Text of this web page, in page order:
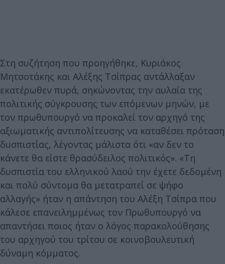
Στη συζήτηση που προηγήθηκε, Κυριάκος
Μητσοτάκης και Αλέξης Τσίπρας αντάλλαξαν
εκατέρωθεν πυρά, σηκώνοντας την αυλαία της
πολιτικής σύγκρουσης των επόμενων μηνών, με
τον πρωθυπουργό να προκαλεί τον αρχηγό της
αξιωματικής αντιπολίτευσης να καταθέσει πρόταση
δυσπιστίας, λέγοντας μάλιστα ότι «αν δεν το
κάνετε θα είστε θρασύδειλος πολιτικός». «Τη
δυσπιστία του ελληνικού λαού την έχετε δεδομένη
και πολύ σύντομα θα μετατραπεί σε ψήφο
αλλαγής» ήταν η απάντηση του Αλέξη Τσίπρα που
κάλεσε επανειλημμένως τον Πρωθυπουργό να
απαντήσει ποιος ήταν ο λόγος παρακολούθησης
του αρχηγού του τρίτου σε κοινοβουλευτική
δύναμη κόμματος.